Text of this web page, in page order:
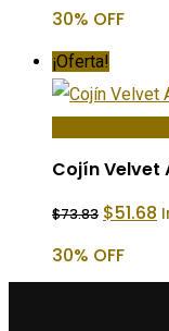
era:
30% OFF
¡Oferta!
Cojín Velvet
$73.83 El
precio
era:
$51.68 El
30% OFF